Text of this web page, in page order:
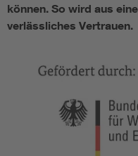
Cybersecurity in der
können. So wird aus
verlässliches Vertrauen.